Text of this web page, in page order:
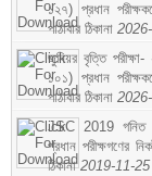
১২৭) প্রধান
পাঠাবার ঠিকানা
জুনিয়র বৃত্তি
১০১) প্রধান
পাঠাবার ঠিকানা
JSC 2019 গনিত
প্রধান পরীক্ষগণের
ঠিকানা2019-11-25